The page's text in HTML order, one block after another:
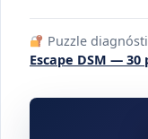
Puzzle
Escape DSM —